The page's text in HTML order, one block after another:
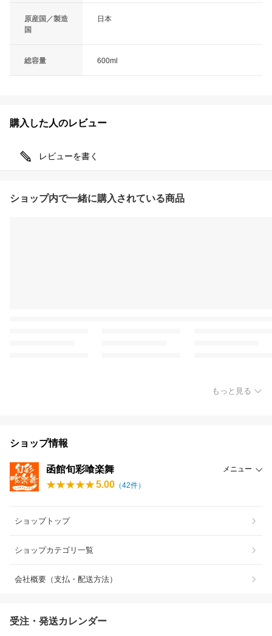
原産国／製造
国
日本
総容量 600ml
購入した人のレビュー
レビューを書く
ショップ内で一緒に購入されている商品
もっと見る
ショップ情報
函館旬彩喰楽舞 メニュー
5.00 （42件）
ショップトップ
ショップカテゴリ一覧
会社概要（支払・配送方法）
受注・発送カレンダー